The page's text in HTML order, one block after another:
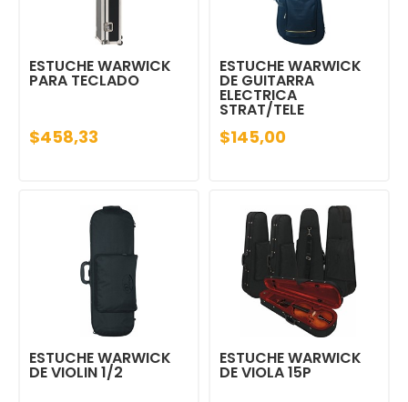
ESTUCHE WARWICK
PARA TECLADO
$458,33
ESTUCHE WARWICK
DE GUITARRA
ELECTRICA
STRAT/TELE
$145,00
ESTUCHE WARWICK
DE VIOLIN 1/2
ESTUCHE WARWICK
DE VIOLA 15P